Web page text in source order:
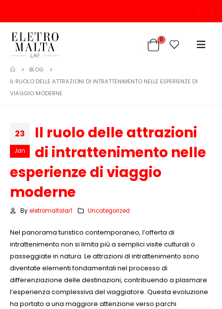
0
BLOG
IL RUOLO DELLE ATTRAZIONI DI INTRATTENIMENTO NELLE ESPERIENZE DI
VIAGGIO MODERNE
23
Jan
Il ruolo delle attrazioni
di intrattenimento nelle
esperienze di viaggio
moderne
By eletromaltalar1 Uncategorized
Nel panorama turistico contemporaneo, l’offerta di
intrattenimento non si limita più a semplici visite culturali o
passeggiate in natura. Le attrazioni di intrattenimento sono
diventate elementi fondamentali nel processo di
differenziazione delle destinazioni, contribuendo a plasmare
l’esperienza complessiva del viaggiatore. Questa evoluzione
ha portato a una maggiore attenzione verso parchi